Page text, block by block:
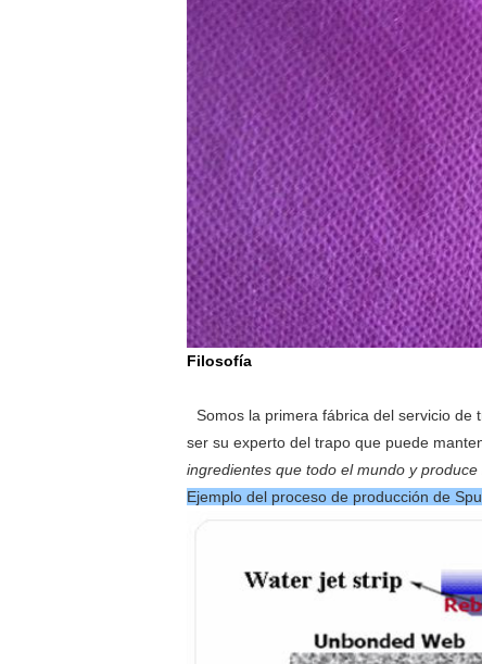
Filosofía
Somos la primera fábrica del servicio de
ser su experto del trapo que puede
ingredientes que todo el mundo y
Ejemplo del proceso de